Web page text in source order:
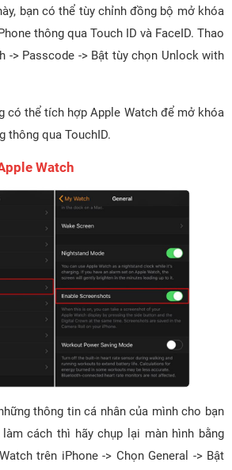
bạn có thể tùy chỉnh đồng bộ mở khóa
thông qua Touch ID và FaceID. Thao
-> Passcode -> Bật tùy chọn Unlock with
có thể tích hợp Apple Watch để mở khóa
thông qua TouchID.
Watch
thông tin cá nhân của mình cho bạn
cách thì hãy chụp lại màn hình bằng
trên iPhone -> Chọn General -> Bật